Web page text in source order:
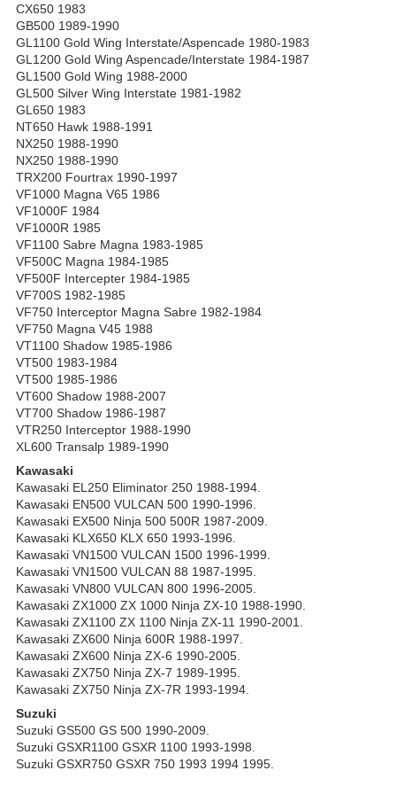
CX650 1983
GB500 1989-1990
GL1100 Gold Wing Interstate/Aspencade 1980-1983
GL1200 Gold Wing Aspencade/Interstate 1984-1987
GL1500 Gold Wing 1988-2000
GL500 Silver Wing Interstate 1981-1982
GL650 1983
NT650 Hawk 1988-1991
NX250 1988-1990
NX250 1988-1990
TRX200 Fourtrax 1990-1997
VF1000 Magna V65 1986
VF1000F 1984
VF1000R 1985
VF1100 Sabre Magna 1983-1985
VF500C Magna 1984-1985
VF500F Intercepter 1984-1985
VF700S 1982-1985
VF750 Interceptor Magna Sabre 1982-1984
VF750 Magna V45 1988
VT1100 Shadow 1985-1986
VT500 1983-1984
VT500 1985-1986
VT600 Shadow 1988-2007
VT700 Shadow 1986-1987
VTR250 Interceptor 1988-1990
XL600 Transalp 1989-1990
Kawasaki
Kawasaki EL250 Eliminator 250 1988-1994.
Kawasaki EN500 VULCAN 500 1990-1996.
Kawasaki EX500 Ninja 500 500R 1987-2009.
Kawasaki KLX650 KLX 650 1993-1996.
Kawasaki VN1500 VULCAN 1500 1996-1999.
Kawasaki VN1500 VULCAN 88 1987-1995.
Kawasaki VN800 VULCAN 800 1996-2005.
Kawasaki ZX1000 ZX 1000 Ninja ZX-10 1988-1990.
Kawasaki ZX1100 ZX 1100 Ninja ZX-11 1990-2001.
Kawasaki ZX600 Ninja 600R 1988-1997.
Kawasaki ZX600 Ninja ZX-6 1990-2005.
Kawasaki ZX750 Ninja ZX-7 1989-1995.
Kawasaki ZX750 Ninja ZX-7R 1993-1994.
Suzuki
Suzuki GS500 GS 500 1990-2009.
Suzuki GSXR1100 GSXR 1100 1993-1998.
Suzuki GSXR750 GSXR 750 1993 1994 1995.